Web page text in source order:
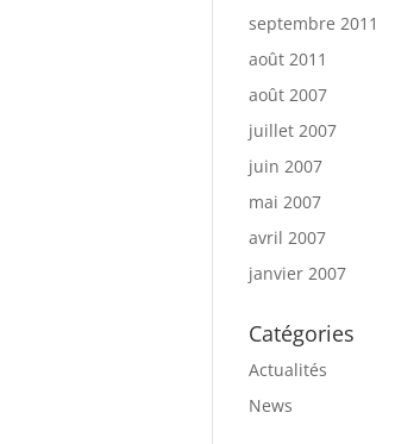
septembre 2011
août 2011
août 2007
juillet 2007
juin 2007
mai 2007
avril 2007
janvier 2007
Catégories
Actualités
News